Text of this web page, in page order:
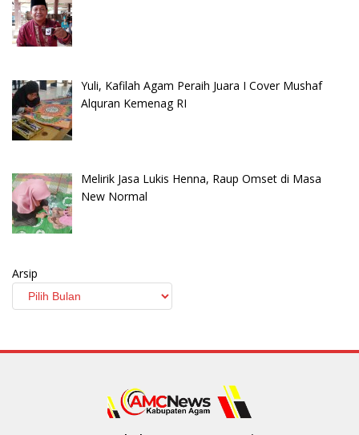
Yuli, Kafilah Agam Peraih Juara I Cover Mushaf
Alquran Kemenag RI
Melirik Jasa Lukis Henna, Raup Omset di Masa
New Normal
Arsip